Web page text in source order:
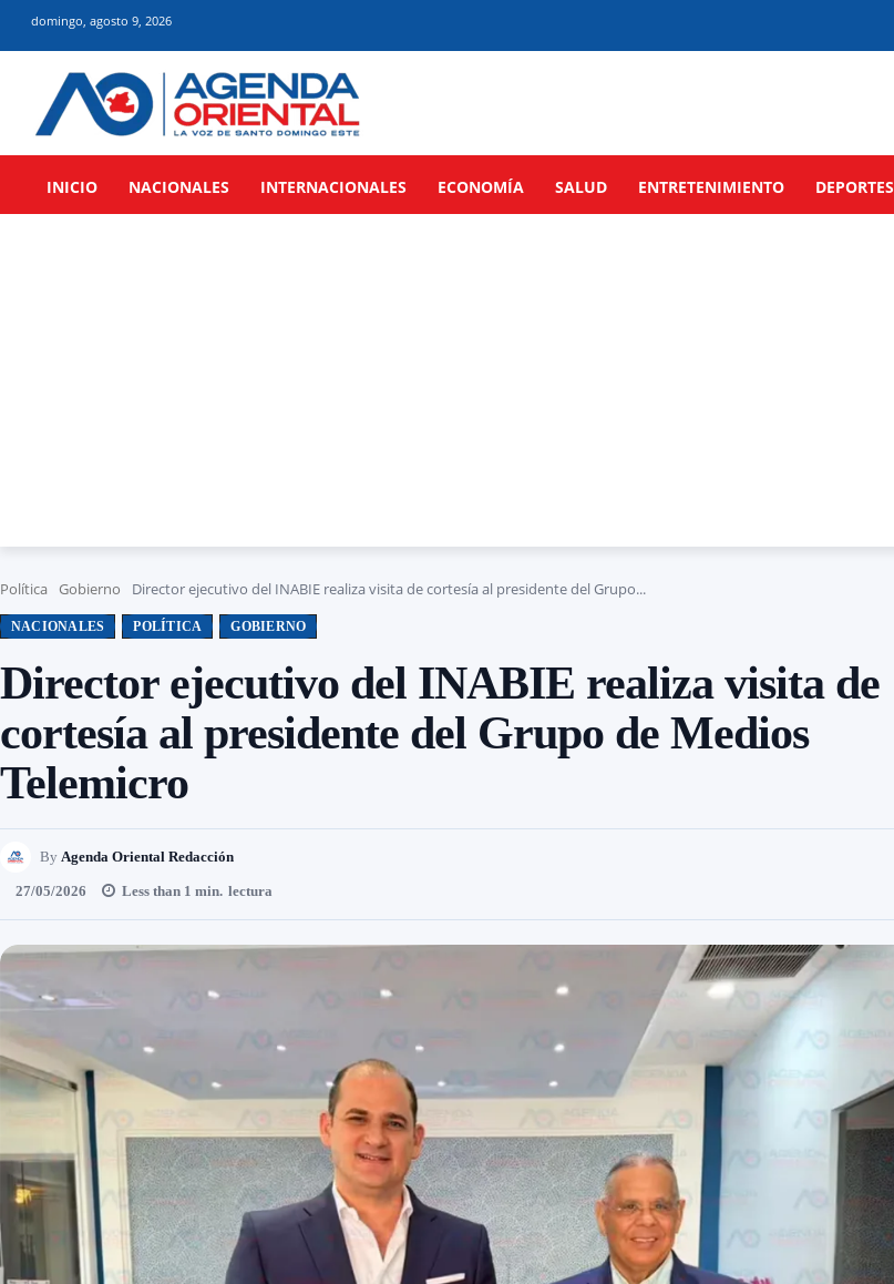
domingo, agosto 9, 2026
INICIO NACIONALES INTERNACIONALES ECONOMÍA SALUD ENTRETENIMIENTO DEPORTES
Política Gobierno Director ejecutivo del INABIE realiza visita de cortesía al presidente del Grupo...
NACIONALES POLÍTICA GOBIERNO
Director ejecutivo del INABIE realiza visita de
cortesía al presidente del Grupo de Medios
Telemicro
By Agenda Oriental Redacción
27/05/2026 Less than 1 min. lectura